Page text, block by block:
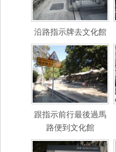
沿路指示牌去文化館
跟指示前行最後過馬
路便到文化館